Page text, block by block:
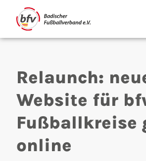
Relaunch:
Website für
Fußballkreise
online